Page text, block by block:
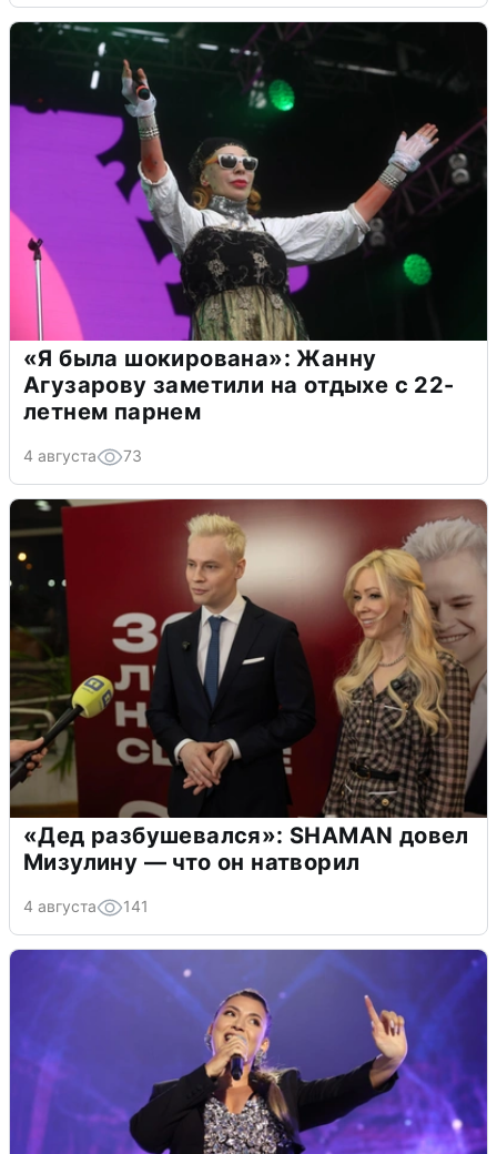
«Я была шокирована»: Жанну
Агузарову заметили на отдыхе с 22-
летнем парнем
4 августа 73
«Дед разбушевался»: SHAMAN довел
Мизулину — что он натворил
4 августа 141